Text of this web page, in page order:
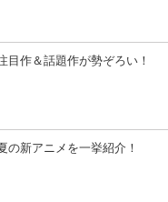
目作＆話題作が勢ぞろい！
の新アニメを一挙紹介！